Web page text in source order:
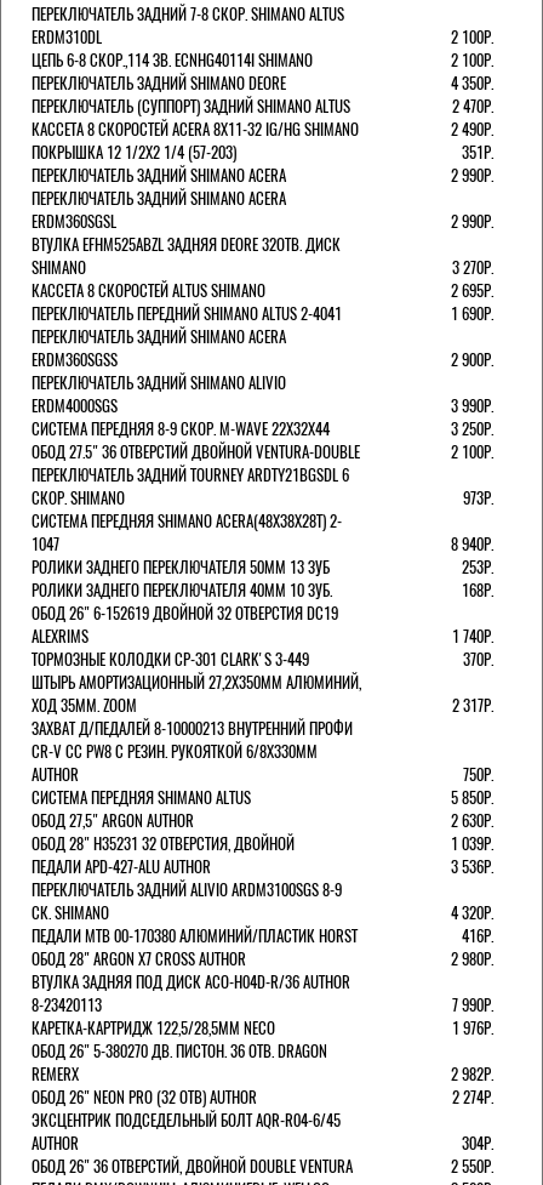
ПЕРЕКЛЮЧАТЕЛЬ ЗАДНИЙ 7-8 СКОР. SHIMANO ALTUS
ERDM310DL
2 100Р.
ЦЕПЬ 6-8 СКОР.,114 ЗВ. ECNHG40114I SHIMANO
2 100Р.
ПЕРЕКЛЮЧАТЕЛЬ ЗАДНИЙ SHIMANO DEORE
4 350Р.
ПЕРЕКЛЮЧАТЕЛЬ (СУППОРТ) ЗАДНИЙ SHIMANO ALTUS
2 470Р.
КАССЕТА 8 СКОРОСТЕЙ ACERA 8Х11-32 IG/HG SHIMANO
2 490Р.
ПОКРЫШКА 12 1/2X2 1/4 (57-203)
351Р.
ПЕРЕКЛЮЧАТЕЛЬ ЗАДНИЙ SHIMANO ACERA
2 990Р.
ПЕРЕКЛЮЧАТЕЛЬ ЗАДНИЙ SHIMANO ACERA
ERDM360SGSL
2 990Р.
ВТУЛКА EFHM525ABZL ЗАДНЯЯ DEORE 32ОТВ. ДИСК
SHIMANO
3 270Р.
КАССЕТА 8 СКОРОСТЕЙ ALTUS SHIMANO
2 695Р.
ПЕРЕКЛЮЧАТЕЛЬ ПЕРЕДНИЙ SHIMANO ALTUS 2-4041
1 690Р.
ПЕРЕКЛЮЧАТЕЛЬ ЗАДНИЙ SHIMANO ACERA
ERDM360SGSS
2 900Р.
ПЕРЕКЛЮЧАТЕЛЬ ЗАДНИЙ SHIMANO ALIVIO
ERDM4000SGS
3 990Р.
СИСТЕМА ПЕРЕДНЯЯ 8-9 СКОР. M-WAVE 22Х32Х44
3 250Р.
ОБОД 27.5" 36 ОТВЕРСТИЙ ДВОЙНОЙ VENTURA-DOUBLE
2 100Р.
ПЕРЕКЛЮЧАТЕЛЬ ЗАДНИЙ TOURNEY ARDTY21BGSDL 6
СКОР. SHIMANO
973Р.
СИСТЕМА ПЕРЕДНЯЯ SHIMANO ACERA(48Х38Х28Т) 2-
1047
8 940Р.
РОЛИКИ ЗАДНЕГО ПЕРЕКЛЮЧАТЕЛЯ 50ММ 13 ЗУБ
253Р.
РОЛИКИ ЗАДНЕГО ПЕРЕКЛЮЧАТЕЛЯ 40ММ 10 ЗУБ.
168Р.
ОБОД 26" 6-152619 ДВОЙНОЙ 32 ОТВЕРСТИЯ DC19
ALEXRIMS
1 740Р.
ТОРМОЗНЫЕ КОЛОДКИ CP-301 CLARK'S 3-449
370Р.
ШТЫРЬ АМОРТИЗАЦИОННЫЙ 27,2Х350ММ АЛЮМИНИЙ,
ХОД 35ММ. ZOOM
2 317Р.
ЗАХВАТ Д/ПЕДАЛЕЙ 8-10000213 ВНУТРЕННИЙ ПРОФИ
CR-V CC PW8 С РЕЗИН. РУКОЯТКОЙ 6/8X330ММ
AUTHOR
750Р.
СИСТЕМА ПЕРЕДНЯЯ SHIMANO ALTUS
5 850Р.
ОБОД 27,5" ARGON AUTHOR
2 630Р.
ОБОД 28" H35231 32 ОТВЕРСТИЯ, ДВОЙНОЙ
1 039Р.
ПЕДАЛИ APD-427-ALU AUTHOR
3 536Р.
ПЕРЕКЛЮЧАТЕЛЬ ЗАДНИЙ ALIVIO ARDM3100SGS 8-9
СК. SHIMANO
4 320Р.
ПЕДАЛИ MTB 00-170380 АЛЮМИНИЙ/ПЛАСТИК HORST
416Р.
ОБОД 28" ARGON X7 CROSS AUTHOR
2 980Р.
ВТУЛКА ЗАДНЯЯ ПОД ДИСК ACO-H04D-R/36 AUTHOR
8-23420113
7 990Р.
КАРЕТКА-КАРТРИДЖ 122,5/28,5ММ NECO
1 976Р.
ОБОД 26" 5-380270 ДВ. ПИСТОН. 36 ОТВ. DRAGON
REMERX
2 982Р.
ОБОД 26" NEON PRO (32 ОТВ) AUTHOR
2 274Р.
ЭКСЦЕНТРИК ПОДСЕДЕЛЬНЫЙ БОЛТ AQR-R04-6/45
AUTHOR
304Р.
ОБОД 26" 36 ОТВЕРСТИЙ, ДВОЙНОЙ DOUBLE VENTURA
2 550Р.